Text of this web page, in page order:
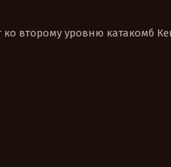
второму уровню катакомб